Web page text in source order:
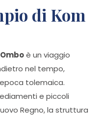
di Kom
è un viaggio
nel tempo,
tolemaica.
e piccoli
Regno, la struttura